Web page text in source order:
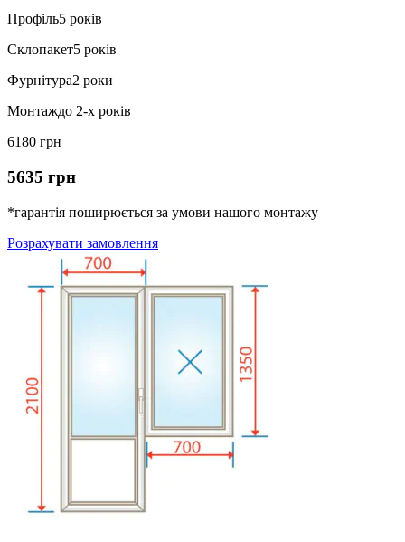
Профіль5 років
Склопакет5 років
Фурнітура2 роки
Монтаждо 2-х років
6180 грн
5635 грн
*гарантія поширюється за умови нашого монтажу
Розрахувати замовлення